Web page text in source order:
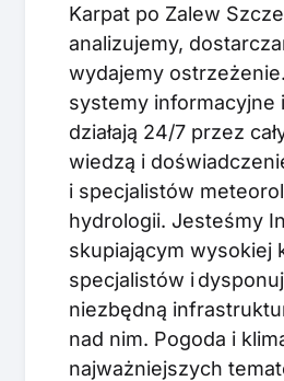
Karpat po Zalew
analizujemy,
wydajemy
systemy informacyjne
działają 24/7 przez
wiedzą i
i specjalistów
hydrologii. Jesteśmy
skupiającym wysokiej
specjalistów i
niezbędną
nad nim. Pogoda i
najważniejszych